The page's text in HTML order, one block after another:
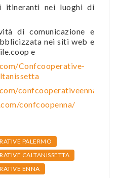
nei luoghi di
di comunicazione e
nei siti web e
e
Confcooperative-
confcooperativeenna
confcoopenna/
PALERMO
CALTANISSETTA
ENNA